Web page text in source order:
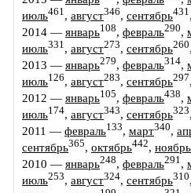
июль461 , август346, сентябрь431
2014 — январь108, февраль290,
июль331 , август273, сентябрь260
2013 — январь279, февраль314,
июль126, август283, сентябрь297
2012 — январь105, февраль438,
июль174, август343, сентябрь323
2011 — февраль133, март340,
сентябрь365, октябрь442, ноябрь
2010 — январь248, февраль291,
июль253, август324, сентябрь310